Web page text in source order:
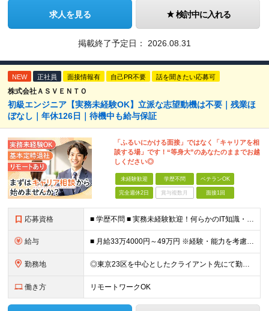
求人を見る 検討中に入れる
掲載終了予定日： 2026.08.31
NEW 正社員 面接情報有 自己PR不要 話を聞きたい応募可
株式会社ＡＳＶＥＮＴＯ
初級エンジニア【実務未経験OK】立派な志望動機は不要｜残業ほ
ぼなし｜年休126日｜待機中も給与保証
「ふるいにかける面接」ではなく「キャリアを相
談する場」です！“等身大”のあなたのままでお越
しください◎
未経験歓迎 学歴不問 ベテランOK
完全週休2日 賞与複数月 面接1回
応募資格 ■ 学歴不問 ■ 実務未経験歓迎！何らかのIT知識・学習経験をお持ちの方 （独学、ITスクール卒業生、少しだけ実務経験がある等、経験の浅い方も大歓迎です！） ＼こんな方にピッタリの環境です／ ◎面接
給与 ■ 月給33万4000円～49万円 ※経験・能力を考慮して優遇します。 ※上記には固定残業代（月30時間分・6万3500円～9万3100円）を含みます。超過分は全額支給。 ※待機期間中全額給与を保証
勤務地 ◎東京23区を中心としたクライアント先にて勤務いただきます（転居を伴う転勤なし） ◎在宅勤務も活用できます ■ 本社 東京都江戸川区南葛西3-5-3-402 (変更の範囲)上記を除く当社関連勤務地
働き方 リモートワークOK